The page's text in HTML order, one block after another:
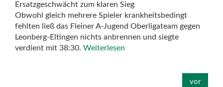
Ersatzgeschwächt zum klaren Sieg
Obwohl gleich mehrere Spieler krankheitsbedingt
fehlten ließ das Fleiner A-Jugend Oberligateam gegen
Leonberg-Eltingen nichts anbrennen und siegte
verdient mit 38:30. Weiterlesen
vor